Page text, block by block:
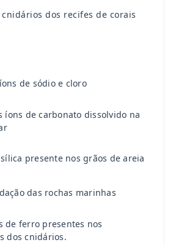
dos recifes de corais
de sódio e cloro
íons de carbonato dissolvido na
presente nos grãos de areia
das rochas marinhas
de ferro presentes nos
dos cnidários.